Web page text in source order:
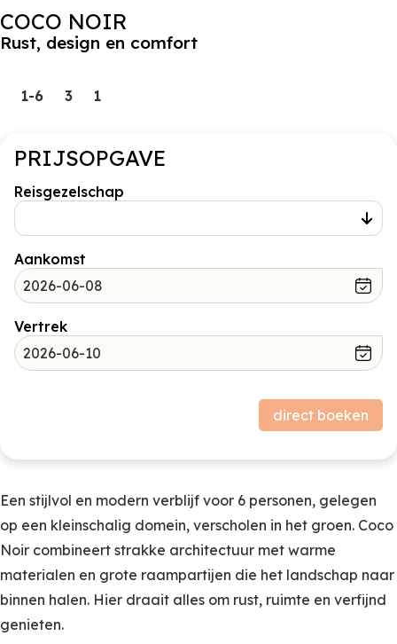
COCO NOIR
Rust, design en comfort
1-6 3 1
PRIJSOPGAVE
Reisgezelschap
Aankomst
Vertrek
direct boeken
Een stijlvol en modern verblijf voor 6 personen, gelegen
op een kleinschalig domein, verscholen in het groen. Coco
Noir combineert strakke architectuur met warme
materialen en grote raampartijen die het landschap naar
binnen halen. Hier draait alles om rust, ruimte en verfijnd
genieten.